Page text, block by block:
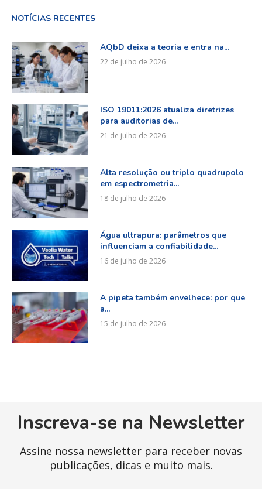
NOTÍCIAS RECENTES
AQbD deixa a teoria e entra na...
22 de julho de 2026
ISO 19011:2026 atualiza diretrizes
para auditorias de...
21 de julho de 2026
Alta resolução ou triplo quadrupolo
em espectrometria...
18 de julho de 2026
Água ultrapura: parâmetros que
influenciam a confiabilidade...
16 de julho de 2026
A pipeta também envelhece: por que
a...
15 de julho de 2026
Inscreva-se na Newsletter
Assine nossa newsletter para receber novas
publicações, dicas e muito mais.